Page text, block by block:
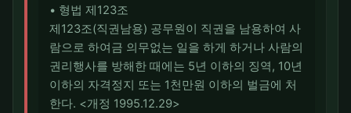
• 형법 제123조
제123조(직권남용) 공무원이 직권을 남용하여 사
람으로 하여금 의무없는 일을 하게 하거나 사람의
권리행사를 방해한 때에는 5년 이하의 징역, 10년
이하의 자격정지 또는 1천만원 이하의 벌금에 처
한다. <개정 1995.12.29>